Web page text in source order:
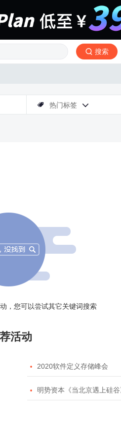
搜索
 热门标签 
，您可以尝试其它关键词搜索
活动
 2020软件定义存储峰会
 明势资本《当北京遇上硅谷》系列